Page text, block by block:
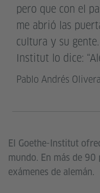
pero que con el
me abrió las
cultura y su
Institut lo dice:
Pablo Andrés
El Goethe-Institut
mundo. En más de
exámenes de alemán.